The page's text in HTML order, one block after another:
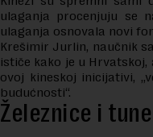
ulaganja procenjuju se
ulaganja osnovala novi
Krešimir Jurlin, naučnik
ističe kako je u
ovoj kineskoj inicijativi,
budućnosti“.
Železnice i